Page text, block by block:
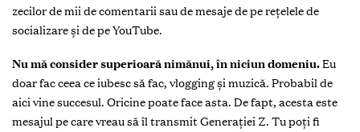
zecilor de mii de comentarii sau de mesaje de pe rețelele de
socializare şi de pe YouTube.
Nu mă consider superioară nimănui, în niciun domeniu.Eu
doar fac ceea ce iubesc să fac, vlogging și muzică. Probabil de
aici vine succesul. Oricine poate face asta. De fapt, acesta este
mesajul pe care vreau să îl transmit Generației Z. Tu poți fi